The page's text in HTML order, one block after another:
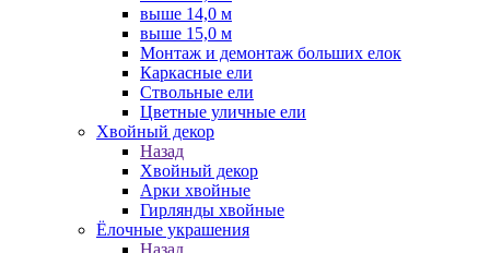
выше 14,0 м
выше 15,0 м
Монтаж и демонтаж больших елок
Каркасные ели
Ствольные ели
Цветные уличные ели
Хвойный декор
Назад
Хвойный декор
Арки хвойные
Гирлянды хвойные
Ёлочные украшения
Назад